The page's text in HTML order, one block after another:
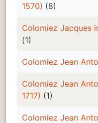
1570) (8)
Colomiez Jacques
(1)
Colomiez Jean
Colomiez Jean
1717) (1)
Colomiez Jean